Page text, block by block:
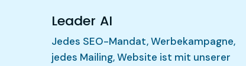
Leader AI
Jedes SEO-Mandat, Werbekampagne,
jedes Mailing, Website ist mit unserer